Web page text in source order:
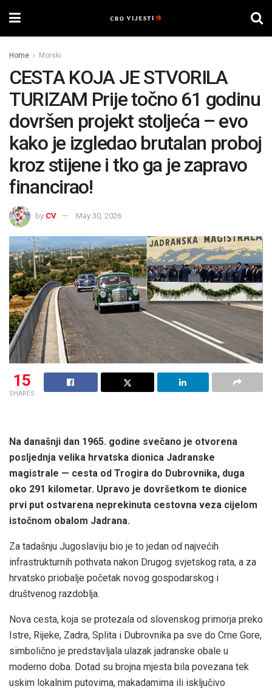
Home Morski
CESTA KOJA JE STVORILA
TURIZAM Prije točno 61 godinu
dovršen projekt stoljeća – evo
kako je izgledao brutalan proboj
kroz stijene i tko ga je zapravo
financirao!
by CV May 30, 2026
15
SHARES
Na današnji dan 1965. godine svečano je otvorena
posljednja velika hrvatska dionica Jadranske
magistrale — cesta od Trogira do Dubrovnika, duga
oko 291 kilometar. Upravo je dovršetkom te dionice
prvi put ostvarena neprekinuta cestovna veza cijelom
istočnom obalom Jadrana.
Za tadašnju Jugoslaviju bio je to jedan od najvećih
infrastrukturnih pothvata nakon Drugog svjetskog rata, a za
hrvatsko priobalje početak novog gospodarskog i
društvenog razdoblja.
Nova cesta, koja se protezala od slovenskog primorja preko
Istre, Rijeke, Zadra, Splita i Dubrovnika pa sve do Crne Gore,
simbolično je predstavljala ulazak jadranske obale u
moderno doba. Dotad su brojna mjesta bila povezana tek
uskim lokalnim putovima, makadamima ili isključivo